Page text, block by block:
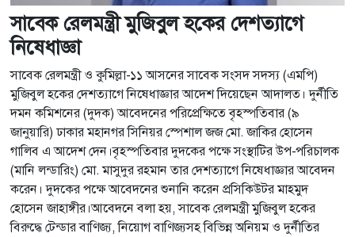
সাবেক রেলমন্ত্রী মুজিবুল হকের দেশত্যাগে
নিষেধাজ্ঞা
সাবেক রেলমন্ত্রী ও কুমিল্লা-১১ আসনের সাবেক সংসদ সদস্য (এমপি)
মুজিবুল হকের দেশত্যাগে নিষেধাজ্ঞার আদেশ দিয়েছেন আদালত। দুর্নীতি
দমন কমিশনের (দুদক) আবেদনের পরিপ্রেক্ষিতে বৃহস্পতিবার (৯
জানুয়ারি) ঢাকার মহানগর সিনিয়র স্পেশাল জজ মো. জাকির হোসেন
গালিব এ আদেশ দেন।বৃহস্পতিবার দুদকের পক্ষে সংস্থাটির উপ-পরিচালক
(মানি লন্ডারিং) মো. মাসুদুর রহমান তার দেশত্যাগে নিষেধাজ্ঞার আবেদন
করেন। দুদকের পক্ষে আবেদনের শুনানি করেন প্রসিকিউটর মাহমুদ
হোসেন জাহাঙ্গীর।আবেদনে বলা হয়, সাবেক রেলমন্ত্রী মুজিবুল হকের
বিরুদ্ধে টেন্ডার বাণিজ্য, নিয়োগ বাণিজ্যসহ বিভিন্ন অনিয়ম ও দুর্নীতির